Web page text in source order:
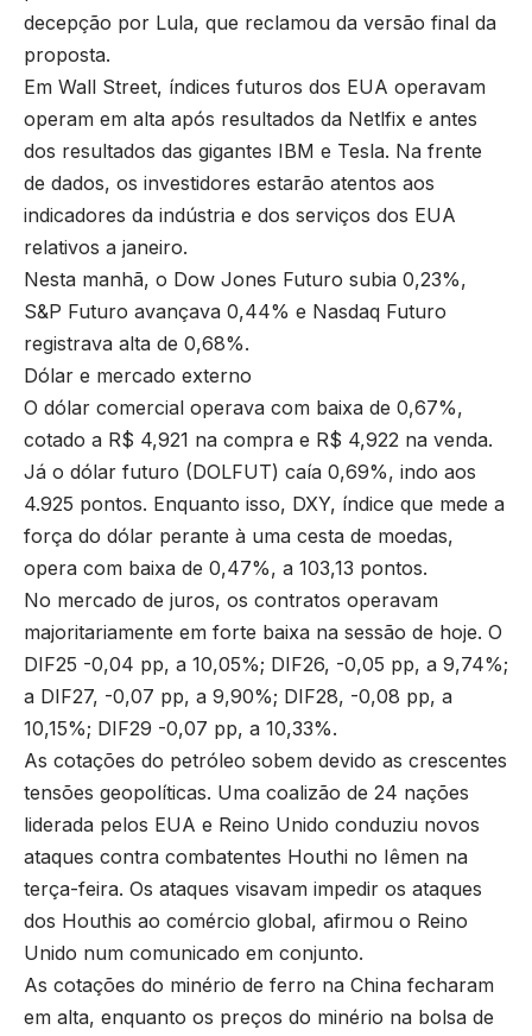
decepção por Lula, que reclamou da versão final da
proposta.
Em Wall Street, índices futuros dos EUA operavam
operam em alta após resultados da Netlfix e antes
dos resultados das gigantes IBM e Tesla. Na frente
de dados, os investidores estarão atentos aos
indicadores da indústria e dos serviços dos EUA
relativos a janeiro.
Nesta manhã, o Dow Jones Futuro subia 0,23%,
S&P Futuro avançava 0,44% e Nasdaq Futuro
registrava alta de 0,68%.
Dólar e mercado externo
O dólar comercial operava com baixa de 0,67%,
cotado a R$ 4,921 na compra e R$ 4,922 na venda.
Já o dólar futuro (DOLFUT) caía 0,69%, indo aos
4.925 pontos. Enquanto isso, DXY, índice que mede a
força do dólar perante à uma cesta de moedas,
opera com baixa de 0,47%, a 103,13 pontos.
No mercado de juros, os contratos operavam
majoritariamente em forte baixa na sessão de hoje. O
DIF25 -0,04 pp, a 10,05%; DIF26, -0,05 pp, a 9,74%;
a DIF27, -0,07 pp, a 9,90%; DIF28, -0,08 pp, a
10,15%; DIF29 -0,07 pp, a 10,33%.
As cotações do petróleo sobem devido as crescentes
tensões geopolíticas. Uma coalizão de 24 nações
liderada pelos EUA e Reino Unido conduziu novos
ataques contra combatentes Houthi no Iêmen na
terça-feira. Os ataques visavam impedir os ataques
dos Houthis ao comércio global, afirmou o Reino
Unido num comunicado em conjunto.
As cotações do minério de ferro na China fecharam
em alta, enquanto os preços do minério na bolsa de